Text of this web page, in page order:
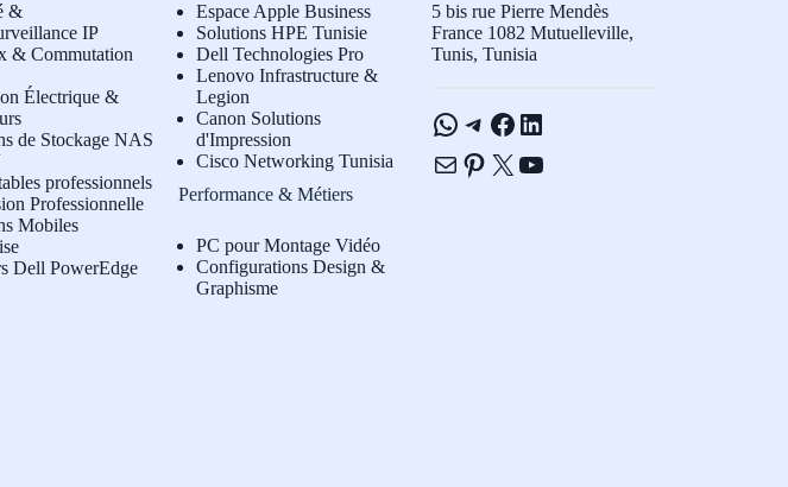
&
IP
& Commutation
Électrique &
de Stockage NAS
professionnels
Professionnelle
Mobiles
Dell PowerEdge
Espace Apple Business
Solutions HPE Tunisie
Dell Technologies Pro
Lenovo Infrastructure &
Legion
Canon Solutions
d'Impression
Cisco Networking Tunisia
Performance & Métiers
PC pour Montage Vidéo
Configurations Design &
Graphisme
5 bis rue Pierre Mendès
France 1082 Mutuelleville,
Tunis, Tunisia
WhatsApp
Telegram
Facebook
LinkedIn
E-mailPinterest
X YouTube